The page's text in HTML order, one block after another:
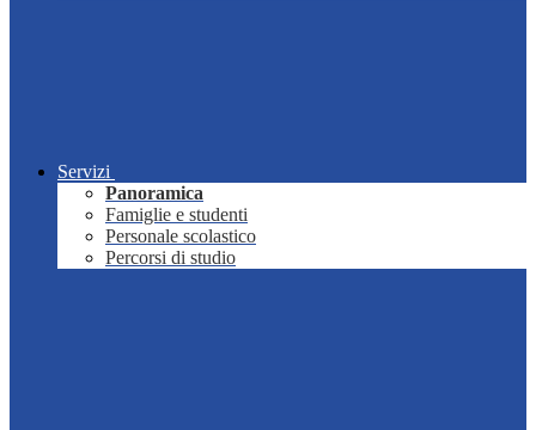
Servizi
Panoramica
Famiglie e studenti
Personale scolastico
Percorsi di studio